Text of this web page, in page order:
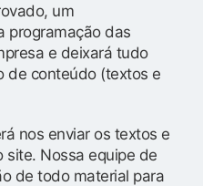
um
programação das
e deixará tudo
de conteúdo (textos e
nos enviar os textos e
site. Nossa equipe de
de todo material para